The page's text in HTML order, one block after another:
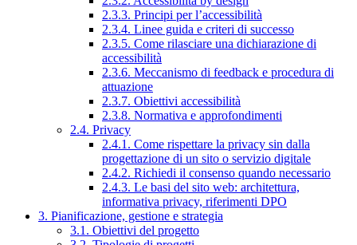
2.3.3. Principi per l’accessibilità
2.3.4. Linee guida e criteri di successo
2.3.5. Come rilasciare una dichiarazione di
accessibilità
2.3.6. Meccanismo di feedback e procedura di
attuazione
2.3.7. Obiettivi accessibilità
2.3.8. Normativa e approfondimenti
2.4. Privacy
2.4.1. Come rispettare la privacy sin dalla
progettazione di un sito o servizio digitale
2.4.2. Richiedi il consenso quando necessario
2.4.3. Le basi del sito web: architettura,
informativa privacy, riferimenti DPO
3. Pianificazione, gestione e strategia
3.1. Obiettivi del progetto